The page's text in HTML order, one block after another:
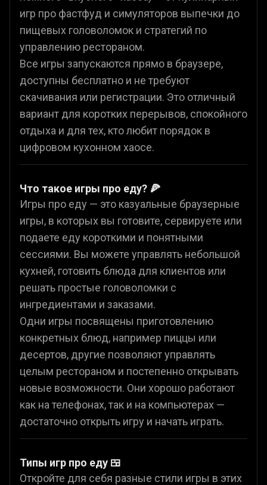
игр про фастфуд и симуляторов выпечки до
пищевых головоломок и стратегий по
управлению рестораном.
Все игры запускаются прямо в браузере,
доступны бесплатно и не требуют
скачивания или регистрации. Это отличный
вариант для коротких перерывов, спокойного
отдыха и для тех, кто любит порядок в
цифровом кухонном хаосе.
Что такое игры про еду? 🍕
Игры про еду — это казуальные браузерные
игры, в которых вы готовите, сервируете или
подаете еду короткими и понятными
сессиями. Вы можете управлять небольшой
кухней, готовить блюда для клиентов или
решать простые головоломки с
ингредиентами и заказами.
Одни игры посвящены приготовлению
конкретных блюд, например пиццы или
десертов, другие позволяют управлять
целым рестораном и постепенно открывать
новые возможности. Они хорошо работают
как на телефонах, так и на компьютерах —
достаточно открыть игру и начать играть.
Типы игр про еду 🍱
Откройте для себя разные стили игры в этих